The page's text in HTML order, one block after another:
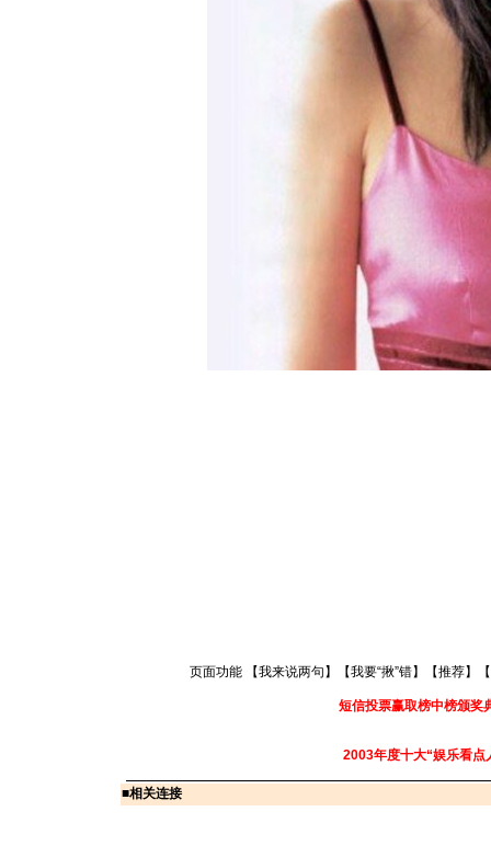
页面功能 【我来说两句 】【我要“揪”错】【推荐】
短信投票赢取榜中榜颁奖
2003年度十大“娱乐看点
■相关连接